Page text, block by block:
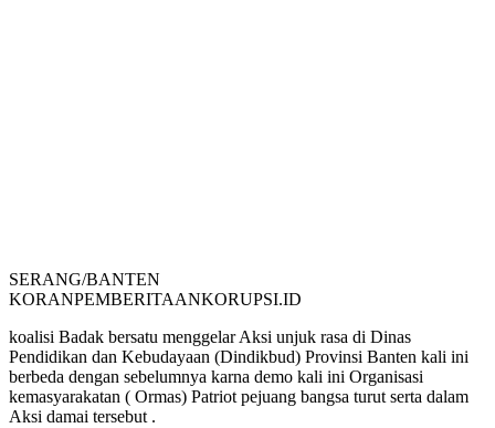
SERANG/BANTEN
KORANPEMBERITAANKORUPSI.ID
koalisi Badak bersatu menggelar Aksi unjuk rasa di Dinas
Pendidikan dan Kebudayaan (Dindikbud) Provinsi Banten kali ini
berbeda dengan sebelumnya karna demo kali ini Organisasi
kemasyarakatan ( Ormas) Patriot pejuang bangsa turut serta dalam
Aksi damai tersebut .